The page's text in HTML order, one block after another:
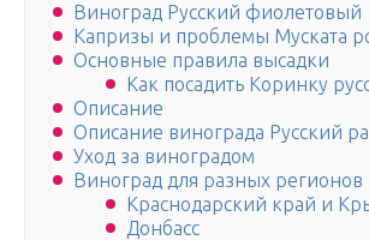
Виноград Русский фиолетовый
Капризы и проблемы Муската
Основные правила высадки
Как посадить Коринку
Описание
Описание винограда Русский
Уход за виноградом
Виноград для разных регионов
Краснодарский край и
Донбасс